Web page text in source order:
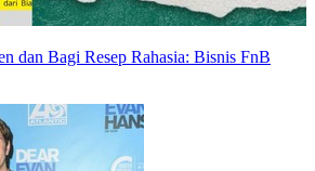
dan Bagi Resep Rahasia: Bisnis FnB